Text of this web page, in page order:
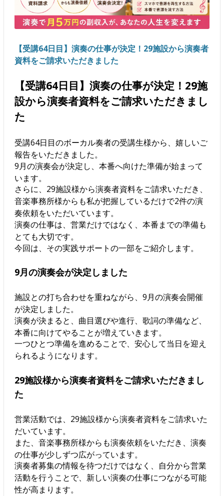
【受講64日目】演奏の仕事が決定！29施設から演奏者
資料をご請求いただきました
【受講64日目】演奏の仕事が決定！29施
設から演奏者資料をご請求いただきまし
た
受講64日目のボーカル奏者の受講生様から、嬉しいご
報告をいただきました。
9月の演奏会が決定し、本番へ向けた準備が始まって
います。
さらに、29施設様から演奏者資料をご請求いただき、
音楽事務所様からも私が把握しているだけで2件の演
奏依頼をいただいています。
演奏の仕事は、営業だけではなく、本番までの準備も
とても大切です。
今回は、その実践サポートの一部をご紹介します。
9月の演奏会が決定しました
施設との打ち合わせを重ねながら、9月の演奏会開催
が決定しました。
演奏が決まると、曲目選びや進行、歌詞の準備など、
本番に向けてやることが増えていきます。
一つひとつ準備を進めることで、安心して当日を迎え
られるようになります。
29施設様から演奏者資料をご請求いただきまし
た
営業活動では、29施設様から演奏者資料をご請求いた
だいています。
また、音楽事務所様からも演奏依頼をいただき、演奏
の仕事が少しずつ広がっています。
演奏者募集の情報を待つだけではなく、自分から営業
活動を行うことで、新しい演奏の仕事につながる可能
性が高まります。